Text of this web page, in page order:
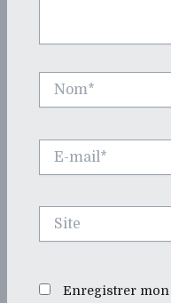
Nom*
mail*
Site
Enregistrer mon